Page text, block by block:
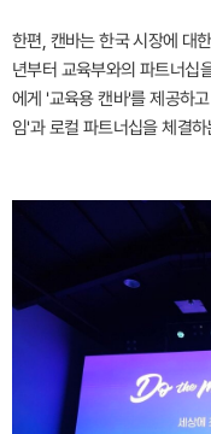
한편, 캔바는 한국 시장에 대
년부터 교육부와의 파트너십
에게 '교육용 캔바'를 제공하
임'과 로컬 파트너십을 체결